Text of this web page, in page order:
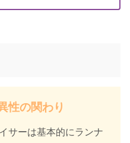
性の関わり
サーは基本的にランナ